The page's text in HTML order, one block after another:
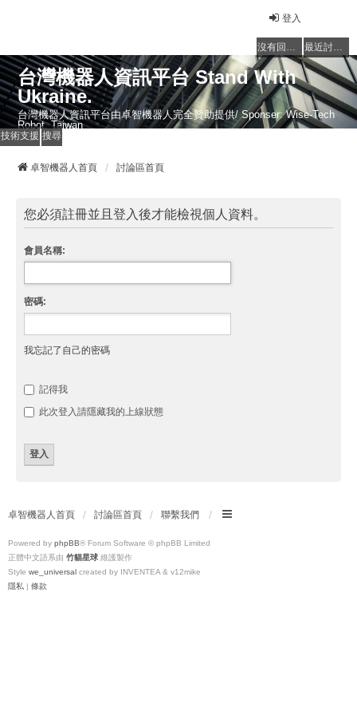
登入
沒有回覆的主題 最近討論的主題
台灣機器人資訊平台 Stand With
Ukraine.
台灣機器人資訊平台由卓智機器人完全贊助提供/ Sponser: Wise-Tech
Robot, Taiwan
技術支援 搜尋
卓智機器人首頁 討論區首頁
您必須註冊並且登入後才能檢視個人資料。
會員名稱:
密碼:
我忘記了自己的密碼
記得我
此次登入請隱藏我的上線狀態
卓智機器人首頁 討論區首頁 聯繫我們
Powered by phpBB® Forum Software © phpBB Limited
正體中文語系由 竹貓星球 維護製作
Style we_universal created by INVENTEA & v12mike
隱私 | 條款